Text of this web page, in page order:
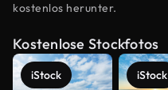
kostenlos herunter.
Kostenlose Stockfotos
iStock iStock